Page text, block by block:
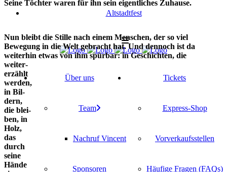
Alt­stadt­fest
Tickets
Express-Shop
Vor­ver­kaufs­stel­len
Häu­fi­ge Fra­gen (FAQs)
Über uns
Team
Nach­ruf Vincent
Spon­so­ren
Sei­ne Töch­ter waren für ihn sein eigent­li­ches Zuhause.
Nun bleibt die Stil­le nach einem Men­schen, der so viel
Bewe­gung in die Welt gebracht hat. Und den­noch ist da
wei­ter­hin etwas von ihm spür­bar: in Geschich­ten, die
wei­ter­
erzählt
wer­den,
in Bil­
dern,
die blei­
ben, in
Holz,
das
durch
sei­ne
Hän­de